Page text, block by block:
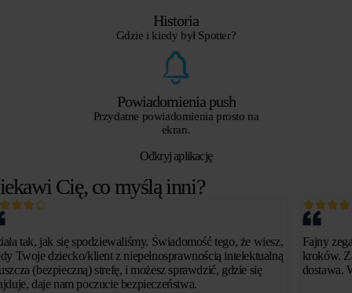
Historia
Gdzie i kiedy był Spotter?
Powiadomienia push
Przydatne powiadomienia prosto na
ekran.
Odkryj aplikację
Cię, co myślą inni?
tak, jak się spodziewaliśmy. Świadomość tego, że wiesz,
Twoje dziecko/klient z niepełnosprawnością intelektualną
(bezpieczną) strefę, i możesz sprawdzić, gdzie się
daje nam poczucie bezpieczeństwa.
Fajny
kroków.
dostawa.